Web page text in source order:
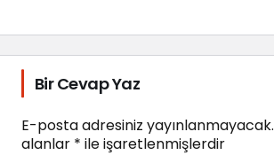
Bir Cevap Yaz
E-posta adresiniz yayınlanmayacak.
alanlar * ile işaretlenmişlerdir